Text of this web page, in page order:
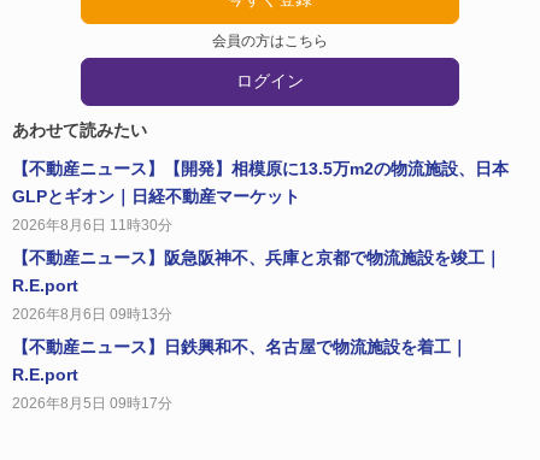
会員の方はこちら
ログイン
あわせて読みたい
【不動産ニュース】【開発】相模原に13.5万m2の物流施設、日本
GLPとギオン｜日経不動産マーケット
2026年8月6日 11時30分
【不動産ニュース】阪急阪神不、兵庫と京都で物流施設を竣工｜
R.E.port
2026年8月6日 09時13分
【不動産ニュース】日鉄興和不、名古屋で物流施設を着工｜
R.E.port
2026年8月5日 09時17分